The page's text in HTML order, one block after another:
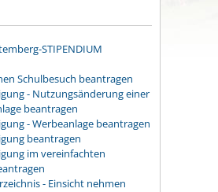
STIPENDIUM
Schulbesuch beantragen
- Nutzungsänderung einer
beantragen
- Werbeanlage beantragen
beantragen
im vereinfachten
- Einsicht nehmen